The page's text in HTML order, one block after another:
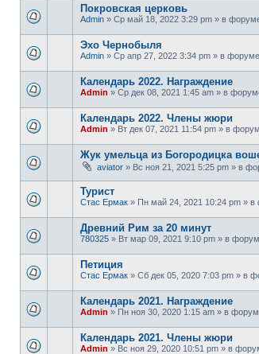
Покровская церковь
Admin » Ср май 18, 2022 3:29 pm » в
Эхо Чернобыля
Admin » Ср апр 27, 2022 3:34 pm » в форуме
Календарь 2022. Награждение
Admin » Ср дек 08, 2021 1:45 am » в
Календарь 2022. Члены жюри
Admin » Вт дек 07, 2021 11:54 pm » в
Жук умельца из Богородицка
aviator » Вс ноя 21, 2021 5:25 pm » в
Турист
Стас Ермак » Пн май 24, 2021 10:24 pm »
Древний Рим за 20 минут
780325 » Вт мар 09, 2021 9:10 pm » в
Петиция
Стас Ермак » Сб дек 05, 2020 7:03 pm » в
Календарь 2021. Награждение
Admin » Пн ноя 30, 2020 1:15 am » в
Календарь 2021. Члены жюри
Admin » Вс ноя 29, 2020 10:51 pm » в